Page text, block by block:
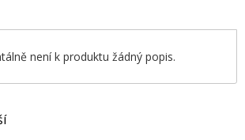
není k produktu žádný popis.